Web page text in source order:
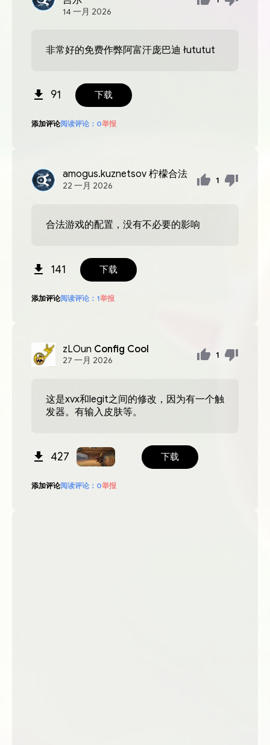
14 一月 2026
非常好的免费作弊阿富汗庞巴迪 łututut
91 下载
添加评论阅读评论： 0举报
amogus.kuznetsov 柠檬合法
22 一月 2026
1
合法游戏的配置，没有不必要的影响
141 下载
添加评论阅读评论： 1举报
zLOun Config Cool
27 一月 2026
1
这是xvx和legit之间的修改，因为有一个触
发器。有输入皮肤等。
427 下载
添加评论阅读评论： 0举报